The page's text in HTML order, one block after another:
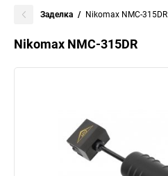
Заделка Nikomax NMC-315DR
Nikomax NMC-315DR